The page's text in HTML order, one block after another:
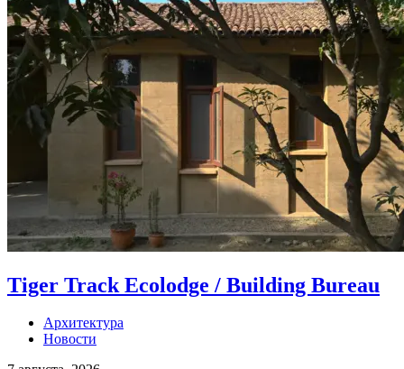
Tiger Track Ecolodge / Building Bureau
Архитектура
Новости